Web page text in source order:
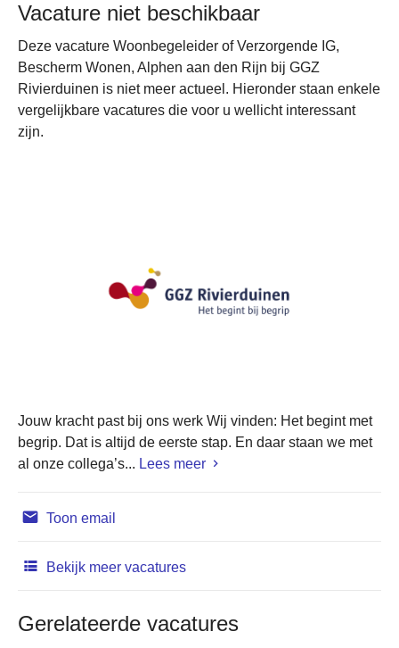
Vacature niet beschikbaar
Deze vacature Woonbegeleider of Verzorgende IG,
Bescherm Wonen, Alphen aan den Rijn bij GGZ
Rivierduinen is niet meer actueel. Hieronder staan enkele
vergelijkbare vacatures die voor u wellicht interessant
zijn.
Jouw kracht past bij ons werk Wij vinden: Het begint met
begrip. Dat is altijd de eerste stap. En daar staan we met
al onze collega’s... Lees meer
Toon email
Bekijk meer vacatures
Gerelateerde vacatures